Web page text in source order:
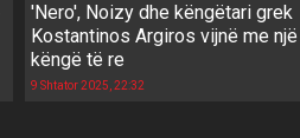
'Nero', Noizy dhe këngëtari grek
Kostantinos Argiros vijnë me një
këngë të re
9 Shtator 2025, 22:32